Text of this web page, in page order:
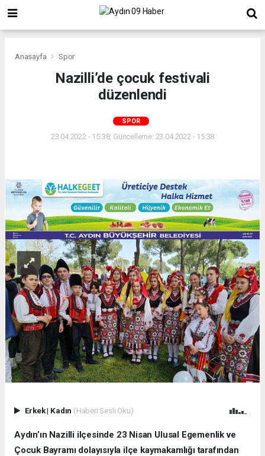
Anasayfa Spor
Nazilli’de çocuk festivali
düzenlendi
SPOR
23.04.2022 - 15:38, Güncelleme: 23.04.2022 - 15:38
Erkek| Kadın (Haberi Sesli Oku)
Aydın’ın Nazilli ilçesinde 23 Nisan Ulusal Egemenlik ve
Çocuk Bayramı dolayısıyla ilçe kaymakamlığı tarafından